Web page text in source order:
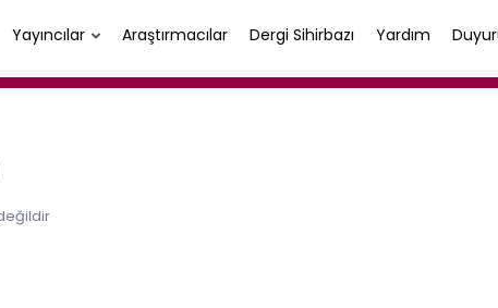
Yayıncılar Araştırmacılar Dergi Sihirbazı Yardım